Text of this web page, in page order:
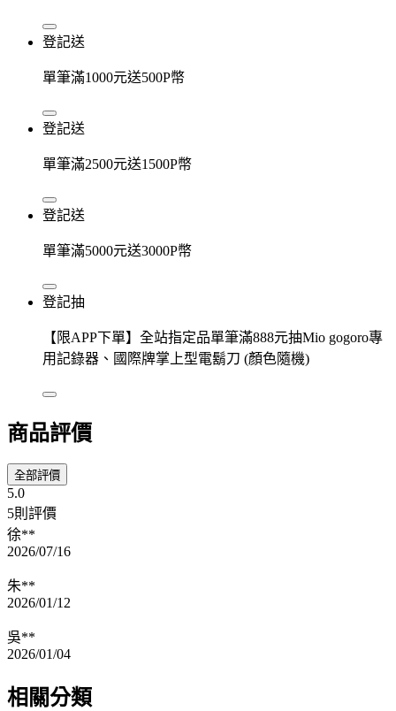
登記送
單筆滿1000元送500P幣
登記送
單筆滿2500元送1500P幣
登記送
單筆滿5000元送3000P幣
登記抽
【限APP下單】全站指定品單筆滿888元抽Mio gogoro專
用記錄器、國際牌掌上型電鬍刀 (顏色隨機)
商品評價
全部評價
5.0
5則評價
徐**
2026/07/16
朱**
2026/01/12
吳**
2026/01/04
相關分類